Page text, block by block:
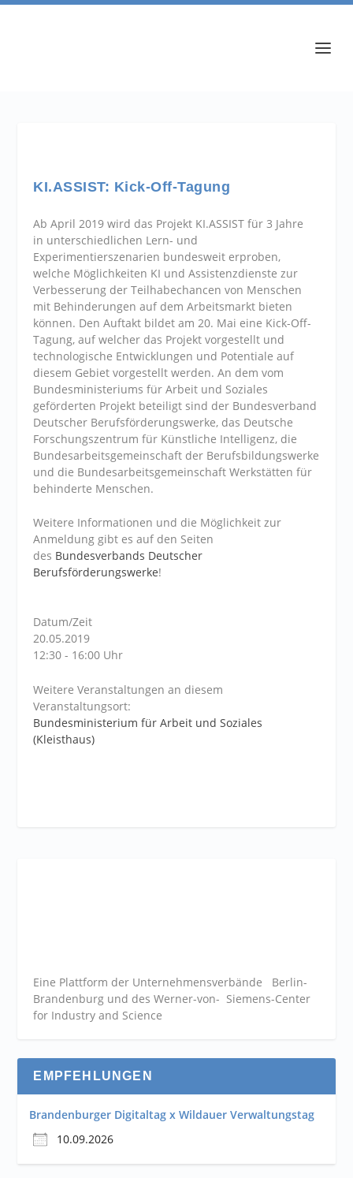
KI.ASSIST: Kick-Off-Tagung
Ab April 2019 wird das Projekt KI.ASSIST für 3 Jahre
in unterschiedlichen Lern- und
Experimentierszenarien bundesweit erproben,
welche Möglichkeiten KI und Assistenzdienste zur
Verbesserung der Teilhabechancen von Menschen
mit Behinderungen auf dem Arbeitsmarkt bieten
können. Den Auftakt bildet am 20. Mai eine Kick-Off-
Tagung, auf welcher das Projekt vorgestellt und
technologische Entwicklungen und Potentiale auf
diesem Gebiet vorgestellt werden. An dem vom
Bundesministeriums für Arbeit und Soziales
geförderten Projekt beteiligt sind der Bundesverband
Deutscher Berufsförderungswerke, das Deutsche
Forschungszentrum für Künstliche Intelligenz, die
Bundesarbeitsgemeinschaft der Berufsbildungswerke
und die Bundesarbeitsgemeinschaft Werkstätten für
behinderte Menschen.
Weitere Informationen und die Möglichkeit zur
Anmeldung gibt es auf den Seiten
des Bundesverbands Deutscher
Berufsförderungswerke!
Datum/Zeit
20.05.2019
12:30 - 16:00 Uhr
Weitere Veranstaltungen an diesem
Veranstaltungsort:
Bundesministerium für Arbeit und Soziales
(Kleisthaus)
Eine Plattform der Unternehmensverbände Berlin-
Brandenburg und des Werner-von- Siemens-Center
for Industry and Science
EMPFEHLUNGEN
Brandenburger Digitaltag x Wildauer Verwaltungstag
10.09.2026